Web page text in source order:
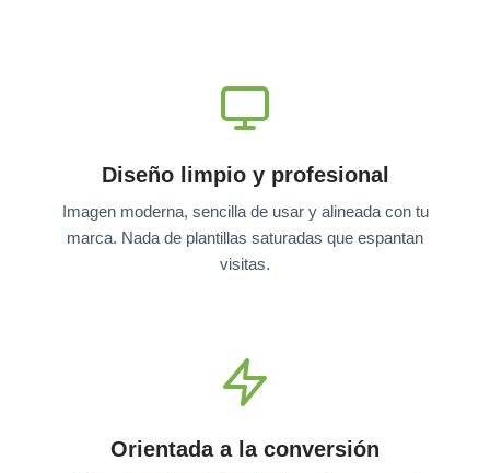
Diseño limpio y profesional
Imagen moderna, sencilla de usar y alineada con tu
marca. Nada de plantillas saturadas que espantan
visitas.
Orientada a la conversión